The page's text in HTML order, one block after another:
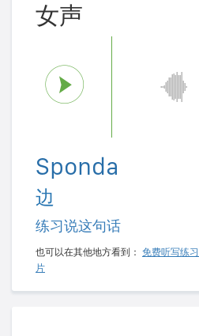
女声
Sponda
边
练习说这句话
也可以在其他地方看到： 免费听写练习
片